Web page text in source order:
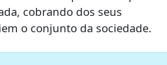
cobrando dos seus
o conjunto da sociedade.